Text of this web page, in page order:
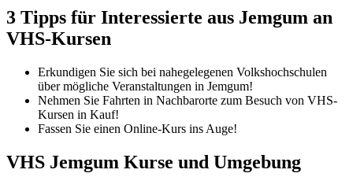
3 Tipps für Interessierte aus Jemgum an
VHS-Kursen
Erkundigen Sie sich bei nahegelegenen Volkshochschulen
über mögliche Veranstaltungen in Jemgum!
Nehmen Sie Fahrten in Nachbarorte zum Besuch von VHS-
Kursen in Kauf!
Fassen Sie einen Online-Kurs ins Auge!
VHS Jemgum Kurse und Umgebung